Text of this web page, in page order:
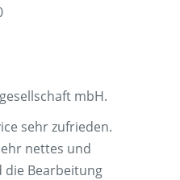
mbH.
sehr zufrieden.
nettes und
die Bearbeitung